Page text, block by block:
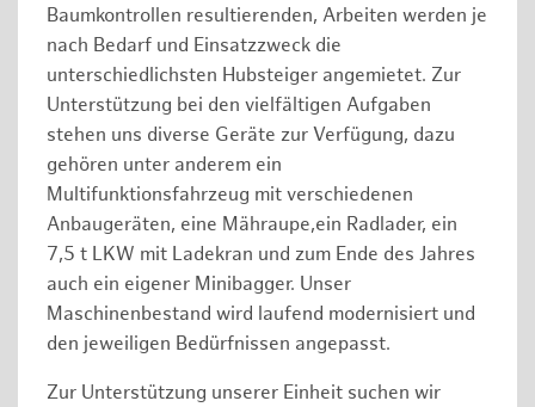
Baumkontrollen resultierenden, Arbeiten werden je
nach Bedarf und Einsatzzweck die
unterschiedlichsten Hubsteiger angemietet. Zur
Unterstützung bei den vielfältigen Aufgaben
stehen uns diverse Geräte zur Verfügung, dazu
gehören unter anderem ein
Multifunktionsfahrzeug mit verschiedenen
Anbaugeräten, eine Mähraupe,ein Radlader, ein
7,5 t LKW mit Ladekran und zum Ende des Jahres
auch ein eigener Minibagger. Unser
Maschinenbestand wird laufend modernisiert und
den jeweiligen Bedürfnissen angepasst.
Zur Unterstützung unserer Einheit suchen wir